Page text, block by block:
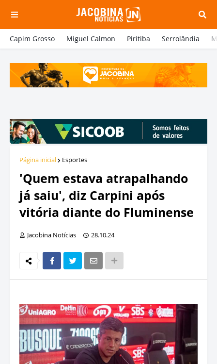
Capim Grosso Miguel Calmon Piritiba Serrolândia
Página inicial Esportes
'Quem estava atrapalhando
já saiu', diz Carpini após
vitória diante do Fluminense
Jacobina Notícias 28.10.24